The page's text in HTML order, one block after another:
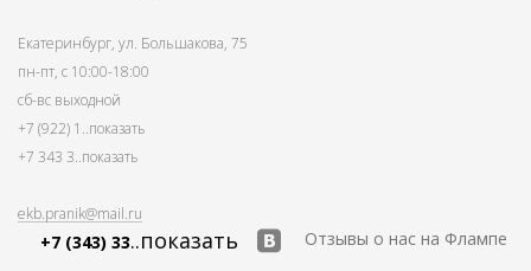
Екатеринбург, ул. Большакова, 75
пн-пт, с 10:00-18:00
сб-вс выходной
+7 (922) 1 ..показать
+7 343 3..показать
ekb.pranik@mail.ru
+7 (343) 33..показать Отзывы о нас на Флампе